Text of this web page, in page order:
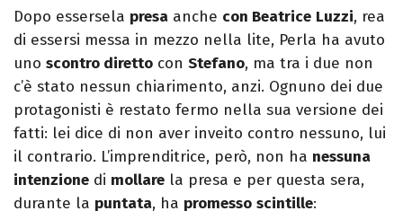
Dopo essersela presa anche con Beatrice Luzzi, rea
di essersi messa in mezzo nella lite, Perla ha avuto
uno scontro diretto con Stefano, ma tra i due non
c’è stato nessun chiarimento, anzi. Ognuno dei due
protagonisti è restato fermo nella sua versione dei
fatti: lei dice di non aver inveito contro nessuno, lui
il contrario. L’imprenditrice, però, non ha nessuna
intenzione di mollare la presa e per questa sera,
durante la puntata, ha promesso scintille: